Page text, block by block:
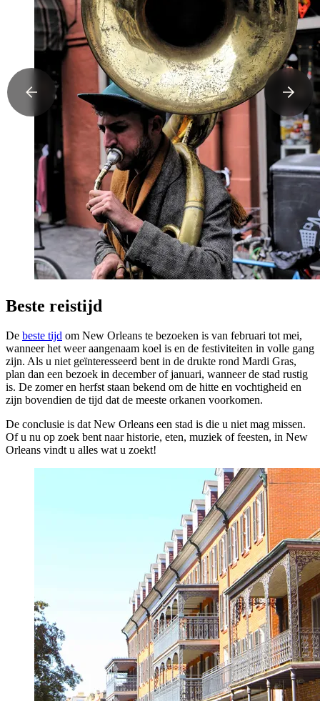
Beste reistijd
De beste tijd om New Orleans te bezoeken is van februari tot mei,
wanneer het weer aangenaam koel is en de festiviteiten in volle gang
zijn. Als u niet geïnteresseerd bent in de drukte rond Mardi Gras,
plan dan een bezoek in december of januari, wanneer de stad rustig
is. De zomer en herfst staan bekend om de hitte en vochtigheid en
zijn bovendien de tijd dat de meeste orkanen voorkomen.
De conclusie is dat New Orleans een stad is die u niet mag missen.
Of u nu op zoek bent naar historie, eten, muziek of feesten, in New
Orleans vindt u alles wat u zoekt!